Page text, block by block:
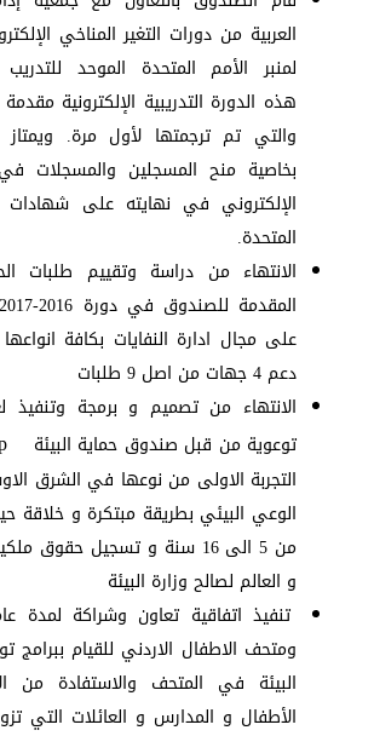
العربية من دورات التغير المناخي
هذه الدورة التدريبية الإلكترونية
والتي تم ترجمتها لأول مرة. ويمتاز
بخاصية منح المسجلين والمسجلات في
الإلكتروني في نهايته على
المتحدة.
الانتهاء من دراسة وتقييم طلبات
دعم 4 جهات من اصل 9 طلبات
الانتهاء من تصميم و برمجة وتنفيذ
توعوية من قبل صندوق حماية البيئة
التجربة الاولى من نوعها في الشرق
الوعي البيئي بطريقة مبتكرة و خلاقة
من 5 الى 16 سنة و تسجيل حقوق
و العالم لصالح وزارة البيئة
تنفيذ اتفاقية تعاون وشراكة لمدة
ومتحف الاطفال الاردني للقيام ببرامج
البيئة في المتحف والاستفادة من
الأطفال و المدارس و العائلات التي